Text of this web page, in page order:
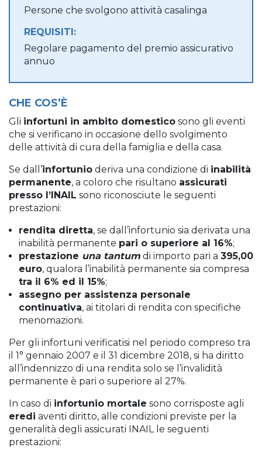
Persone che svolgono attività casalinga
REQUISITI:
Regolare pagamento del premio assicurativo
annuo
CHE COS’È
Gli infortuni in ambito domestico sono gli eventi
che si verificano in occasione dello svolgimento
delle attività di cura della famiglia e della casa.
Se dall’infortunio deriva una condizione di inabilità
permanente, a coloro che risultano assicurati
presso l’INAIL sono riconosciute le seguenti
prestazioni:
rendita diretta, se dall’infortunio sia derivata una
inabilità permanente pari o superiore al 16%;
prestazione una tantum di importo pari a 395,00
euro, qualora l’inabilità permanente sia compresa
tra il 6% ed il 15%;
assegno per assistenza personale
continuativa, ai titolari di rendita con specifiche
menomazioni.
Per gli infortuni verificatisi nel periodo compreso tra
il 1° gennaio 2007 e il 31 dicembre 2018, si ha diritto
all’indennizzo di una rendita solo se l’invalidità
permanente è pari o superiore al 27%.
In caso di infortunio mortale sono corrisposte agli
eredi aventi diritto, alle condizioni previste per la
generalità degli assicurati INAIL le seguenti
prestazioni: